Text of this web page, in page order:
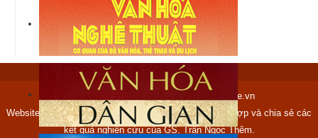
Copyright © 2012-2017 tranngocthem.name.vn
Website tranngocthem.name.vn được lập ra nhằm tập hợp và chia sẻ các
kết quả nghiên cứu của GS. Trần Ngọc Thêm.